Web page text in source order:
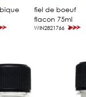
fiel de boeuf
flacon 75ml
WIN2821766